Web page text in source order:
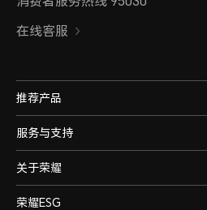
在线客服
推荐产品
服务与支持
关于荣耀
荣耀ESG